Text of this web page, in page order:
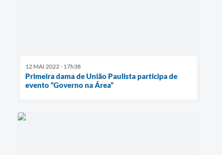
12 MAI 2022 - 17h38
Primeira dama de União Paulista participa de
evento “Governo na Área”